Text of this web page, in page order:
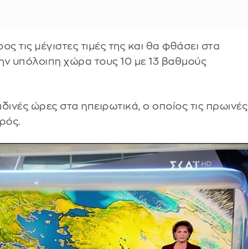
μέγιστες τιμές της και θα φθάσει στα
υπόλοιπη χώρα τους 10 με 13 βαθμούς
ώρες στα ηπειρωτικά, ο οποίος τις πρωινές